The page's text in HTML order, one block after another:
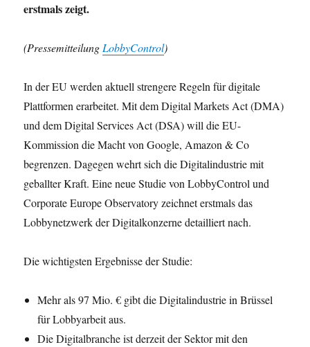
erstmals zeigt.
(PressemitteilungLobbyControl)
In der EU werden aktuell strengere Regeln für digitale
Plattformen erarbeitet. Mit dem Digital Markets Act (DMA)
und dem Digital Services Act (DSA) will die EU-
Kommission die Macht von Google, Amazon & Co
begrenzen. Dagegen wehrt sich die Digitalindustrie mit
geballter Kraft. Eine neue Studie von LobbyControl und
Corporate Europe Observatory zeichnet erstmals das
Lobbynetzwerk der Digitalkonzerne detailliert nach.
Die wichtigsten Ergebnisse der Studie:
Mehr als 97 Mio. € gibt die Digitalindustrie in Brüssel
für Lobbyarbeit aus.
Die Digitalbranche ist derzeit der Sektor mit den